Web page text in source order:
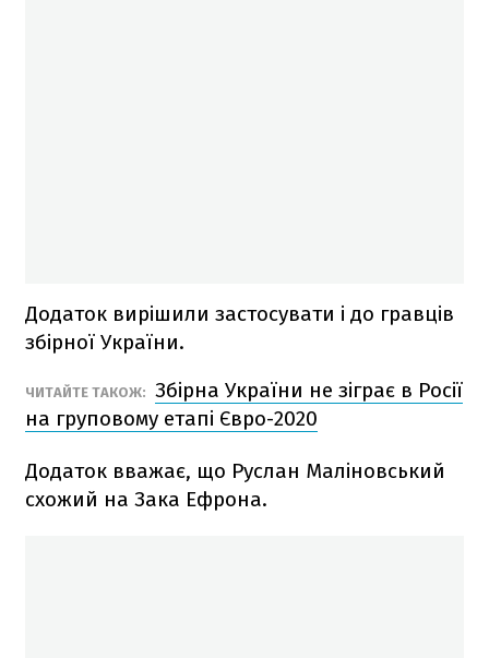
Додаток вирішили застосувати і до гравців
збірної України.
ЧИТАЙТЕ ТАКОЖ: Збірна України не зіграє в Росії
на груповому етапі Євро-2020
Додаток вважає, що Руслан Маліновський
схожий на Зака Ефрона.